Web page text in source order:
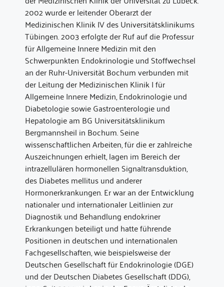
2002 wurde er leitender Oberarzt der
Medizinischen Klinik IV des Universitätsklinikums
Tübingen. 2003 erfolgte der Ruf auf die Professur
für Allgemeine Innere Medizin mit den
Schwerpunkten Endokrinologie und Stoffwechsel
an der Ruhr-Universität Bochum verbunden mit
der Leitung der Medizinischen Klinik I für
Allgemeine Innere Medizin, Endokrinologie und
Diabetologie sowie Gastroenterologie und
Hepatologie am BG Universitätsklinikum
Bergmannsheil in Bochum. Seine
wissenschaftlichen Arbeiten, für die er zahlreiche
Auszeichnungen erhielt, lagen im Bereich der
intrazellulären hormonellen Signaltransduktion,
des Diabetes mellitus und anderer
Hormonerkrankungen. Er war an der Entwicklung
nationaler und internationaler Leitlinien zur
Diagnostik und Behandlung endokriner
Erkrankungen beteiligt und hatte führende
Positionen in deutschen und internationalen
Fachgesellschaften, wie beispielsweise der
Deutschen Gesellschaft für Endokrinologie (DGE)
und der Deutschen Diabetes Gesellschaft (DDG),